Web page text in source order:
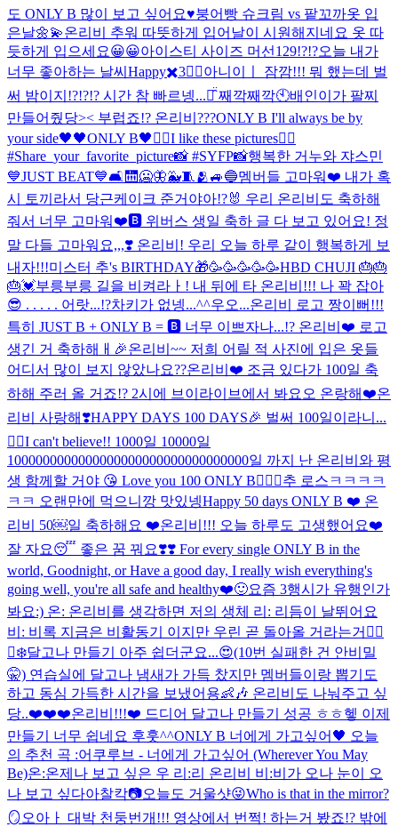
도 ONLY B 많이 보고 싶어요♥️붕어빵 슈크림 vs 팥꼬까옷 입
은날🌼💫온리비 추워 따뜻하게 입어 날이 시원해지네요 옷 따
듯하게 입으세요😀😀아이스티 사이즈 머선129!?!?오늘 내가
너무 좋아하는 날씨 Happy✖️3❤️‍🔥아니이ㅣ 잠깜!!! 뭐 했는데 벌
써 밤이지!?!?!? 시간 참 빠르넹...ㅠ̑̈ 째깍째깍🕙배인이가 팔찌
만들어줬당>< 부럽죠!? 온리비???ONLY B I'll always be by
your side🖤🖤ONLY B🖤 ❤️‍🔥I like these pictures❤️‍🔥
#Share_your_favorite_picture📸 #SYFP📸행복한 거누와 쟈스민
💙JUST BEAT💙🛋🛗🥶🦋🐳🧵🫂🚙🔵멤버들 고마워❤️ 내가 혹
시 토끼라서 당근케이크 준거야아!?🐰 우리 온리비도 축하해
줘서 너무 고마워❤️🅱️ 위버스 생일 축하 글 다 보고 있어요! 정
말 다들 고마워요,,,❣️ 온리비! 우리 오늘 하루 같이 행복하게 보
내자!!!미스터 추's BIRTHDAY🎁🥳🥳🥳🥳🥳HBD CHUJI 🎂🎂
🎂💓부릉부릉 길을 비켜라ㅏ! 내 뒤에 타 온리비!!! 나 꽉 잡아
😎 . . . . . 어랏...!?차키가 없넹...^^우오...온리비 로고 짱이뻐!!!
특히 JUST B + ONLY B = 🅱️ 너무 이쁘자나...!? 온리비❤️ 로고
생긴 거 축하해ㅐ🎉온리비~~ 저희 어릴 적 사진에 입은 옷들
어디서 많이 보지 않았나요??온리비❤️ 조금 있다가 100일 축
하해 주러 올 거죠!? 2시에 브이라이브에서 봐요오 온랑해❤️온
리비 사랑해❣️HAPPY DAYS 100 DAYS🎉 벌써 100일이라니...
❤️‍🔥I can't believe!! 1000일 10000일
1000000000000000000000000000000000일 까지 난 온리비와 평
생 함께할 거야 😘 Love you 100 ONLY B❤️‍🔥💯추 로스ㅋㅋㅋㅋ
ㅋㅋ 오랜만에 먹으니깡 맛있넹Happy 50 days ONLY B ❤️ 온
리비 50￼일 축하해요 ❤️온리비!!! 오늘 하루도 고생했어요❤️
잘 자요😴 좋은 꿈 꿔요❣️❣️ For every single ONLY B in the
world, Goodnight, or Have a good day, I really wish everything's
going well, you're all safe and healthy❤️🙂요즘 3행시가 유행인가
봐요:) 온: 온리비를 생각하면 저의 생체 리: 리듬이 날뛰어요
비: 비록 지금은 비활동기 이지만 우린 곧 돌아올 거라는거❤️‍🔥
🐻‍❄️달고나 만들기 아주 쉽더군요...😍(10번 실패한 건 안비밀
🤫) 연습실에 달고나 냄새가 가득 찼지만 멤버들이랑 뽑기도
하고 동심 가득한 시간을 보냈어용👶🎶 온리비도 나눠주고 싶
당..❤️❤️❤️온리비!!!❤️ 드디어 달고나 만들기 성공 ㅎㅎ헿 이제
만들기 너무 쉽네요 후훗^^ONLY B 너에게 가고싶어🖤 오늘
의 추천 곡 :어쿠루브 - 너에게 가고싶어 (Wherever You May
Be)온:온제나 보고 싶은 우 리:리 온리비 비:비가 오나 눈이 오
나 보고 싶다아찰칵📷오늘도 거울샷😜Who is that in the mirror?
🪞오아ㅏ 대박 천둥번개!!! 영상에서 번쩍! 하는거 봤죠!? 밖에